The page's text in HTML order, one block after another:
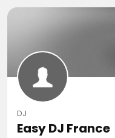
DJ
Easy DJ France